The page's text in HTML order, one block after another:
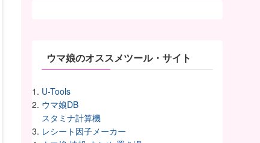
ウマ娘のオススメツール・サイト
U-Tools
ウマ娘DB
スタミナ計算機
レシート因子メーカー